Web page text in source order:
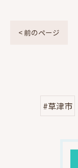
< 前のページ
#草津市